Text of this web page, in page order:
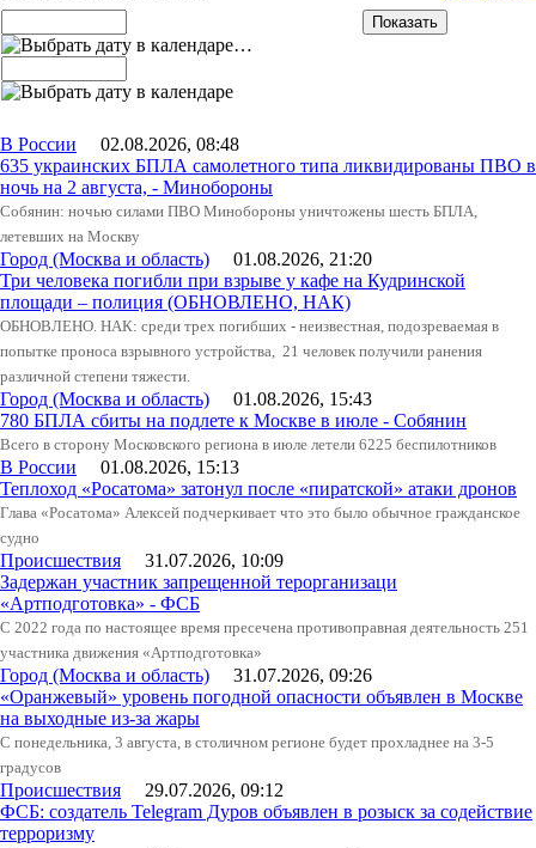
…
В России 02.08.2026, 08:48
635 украинских БПЛА самолетного типа ликвидированы ПВО в
ночь на 2 августа, - Минобороны
Собянин: ночью силами ПВО Минобороны уничтожены шесть БПЛА,
летевших на Москву
Город (Москва и область) 01.08.2026, 21:20
Три человека погибли при взрыве у кафе на Кудринской
площади – полиция (ОБНОВЛЕНО, НАК)
ОБНОВЛЕНО. НАК: среди трех погибших - неизвестная, подозреваемая в
попытке проноса взрывного устройства, 21 человек получили ранения
различной степени тяжести.
Город (Москва и область) 01.08.2026, 15:43
780 БПЛА сбиты на подлете к Москве в июле - Собянин
Всего в сторону Московского региона в июле летели 6225 беспилотников
В России 01.08.2026, 15:13
Теплоход «Росатома» затонул после «пиратской» атаки дронов
Глава «Росатома» Алексей подчеркивает что это было обычное гражданское
судно
Происшествия 31.07.2026, 10:09
Задержан участник запрещенной терорганизаци
«Артподготовка» - ФСБ
С 2022 года по настоящее время пресечена противоправная деятельность 251
участника движения «Артподготовка»
Город (Москва и область) 31.07.2026, 09:26
«Оранжевый» уровень погодной опасности объявлен в Москве
на выходные из-за жары
С понедельника, 3 августа, в столичном регионе будет прохладнее на 3-5
градусов
Происшествия 29.07.2026, 09:12
ФСБ: создатель Telegram Дуров объявлен в розыск за содействие
терроризму